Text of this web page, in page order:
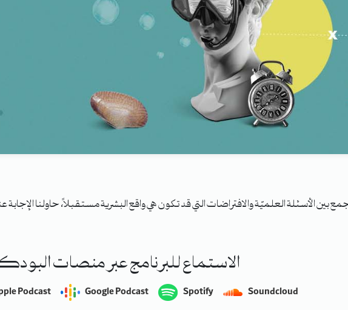
الأسئلة العلميّة والافتراضات التي قد تكون هي واقع البشرية مستقبلاً، حاولنا
الاستماع للبرنامج عبر منصات
Soundcloud
Spotify
Google Podcast
Podcast